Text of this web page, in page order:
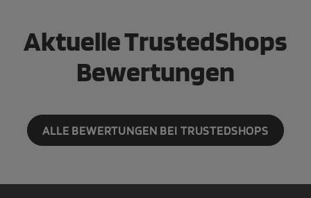
Aktuelle TrustedShops
Bewertungen
ALLE BEWERTUNGEN BEI TRUSTEDSHOPS